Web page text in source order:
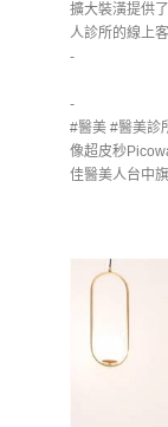
擴大裝潢提供
人診所的線上
-
-
#醫美 #醫美診
像超皮秒
佳醫美人台中